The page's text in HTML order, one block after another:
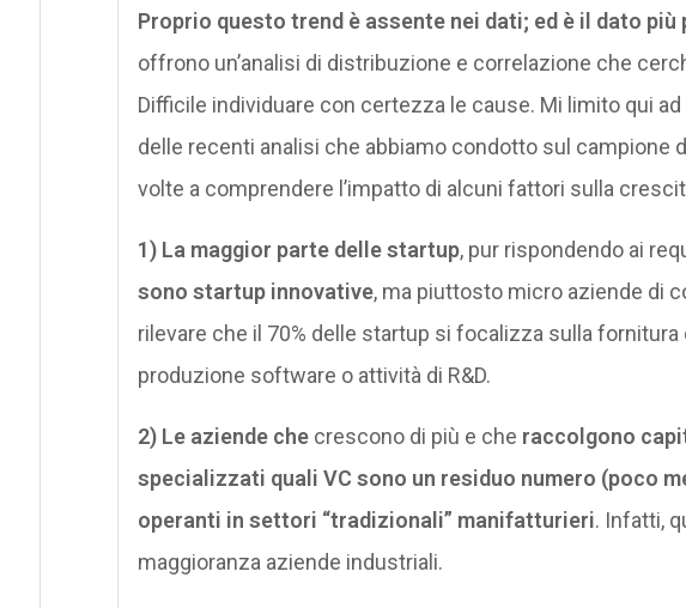
Proprio questo trend è assente nei dati; ed è il dato più
offrono un’analisi di distribuzione e correlazione che
Difficile individuare con certezza le cause. Mi limito qui
delle recenti analisi che abbiamo condotto sul campione
volte a comprendere l’impatto di alcuni fattori sulla
1) La maggior parte delle startup, pur rispondendo ai
sono startup innovative, ma piuttosto micro aziende di
rilevare che il 70% delle startup si focalizza sulla
produzione software o attività di R&D.
2) Le aziende checrescono di più e che raccolgono
specializzati quali VC sono un residuo numero (poco
operanti in settori “tradizionali” manifatturieri. Infatti,
maggioranza aziende industriali.